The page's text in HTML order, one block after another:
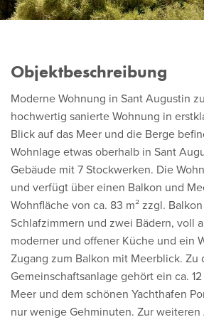
Objektbeschreibung
Moderne Wohnung in Sant Augustin
hochwertig sanierte Wohnung in
Blick auf das Meer und die Berge
Wohnlage etwas oberhalb in Sant
Gebäude mit 7 Stockwerken. Die
und verfügt über einen Balkon und
Wohnfläche von ca. 83 m² zzgl.
Schlafzimmern und zwei Bädern, voll
moderner und offener Küche und ein
Zugang zum Balkon mit Meerblick. Zu
Gemeinschaftsanlage gehört ein ca.
Meer und dem schönen Yachthafen
nur wenige Gehminuten. Zur